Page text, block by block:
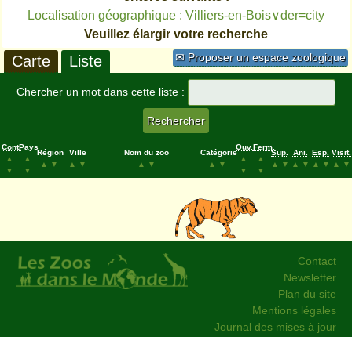
Localisation géographique : Villiers-en-Bois∨der=city
Veuillez élargir votre recherche
✉ Proposer un espace zoologique
Carte Liste
Chercher un mot dans cette liste :
Cont.
▲
▼
Pays
▲
▼
Région
▲
▼
Ville
▲
▼
Nom du zoo
▲
▼
Catégorie
▲
▼
Ouv.
▲
▼
Ferm.
▲
▼
Sup.
▲
▼
Ani.
▲
▼
Esp.
▲
▼
Visit.
▲
▼
Contact
Newsletter
Plan du site
Mentions légales
Journal des mises à jour